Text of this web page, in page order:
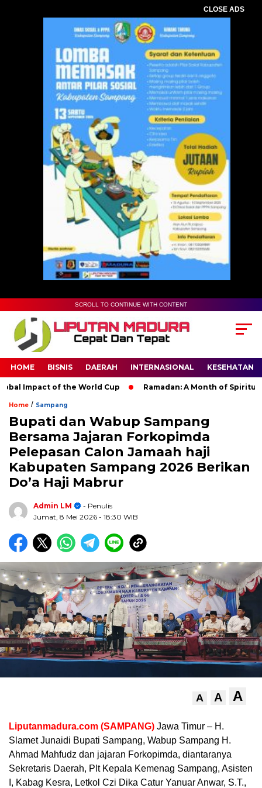
CLOSE ADS
SCROLL TO CONTINUE WITH CONTENT
HOME BISNIS DAERAH INTERNASIONAL KESEHATAN
Impact of the World Cup Ramadan: A Month of Spiritual
Home / Sampang
Bupati dan Wabup Sampang
Bersama Jajaran Forkopimda
Pelepasan Calon Jamaah haji
Kabupaten Sampang 2026 Berikan
Do’a Haji Mabrur
Admin LM
- Penulis
Jumat, 8 Mei 2026 - 18:30 WIB
A A A
Liputanmadura.com (SAMPANG) Jawa Timur – H.
Slamet Junaidi Bupati Sampang, Wabup Sampang H.
Ahmad Mahfudz dan jajaran Forkopimda, diantaranya
Sekretaris Daerah, Plt Kepala Kemenag Sampang, Asisten
I, Kabag Kesra, Letkol Czi Dika Catur Yanuar Anwar, S.T.,